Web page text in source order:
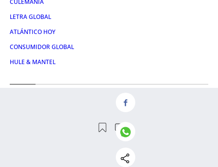
CULEMANÍA
LETRA GLOBAL
ATLÁNTICO HOY
CONSUMIDOR GLOBAL
HULE & MANTEL